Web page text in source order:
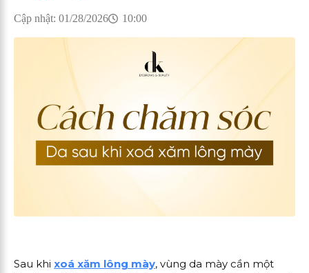
Cập nhật: 01/28/2026 10:00
Sau khi xoá xăm lông mày, vùng da mày cần một